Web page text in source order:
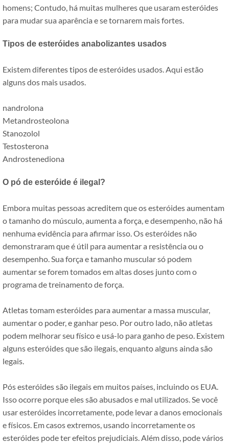
homens; Contudo, há muitas mulheres que usaram esteróides
para mudar sua aparência e se tornarem mais fortes.
Tipos de esteróides anabolizantes usados
Existem diferentes tipos de esteróides usados. Aqui estão
alguns dos mais usados.
nandrolona
Metandrosteolona
Stanozolol
Testosterona
Androstenediona
O pó de esteróide é ilegal?
Embora muitas pessoas acreditem que os esteróides aumentam
o tamanho do músculo, aumenta a força, e desempenho, não há
nenhuma evidência para afirmar isso. Os esteróides não
demonstraram que é útil para aumentar a resistência ou o
desempenho. Sua força e tamanho muscular só podem
aumentar se forem tomados em altas doses junto com o
programa de treinamento de força.
Atletas tomam esteróides para aumentar a massa muscular,
aumentar o poder, e ganhar peso. Por outro lado, não atletas
podem melhorar seu físico e usá-lo para ganho de peso. Existem
alguns esteróides que são ilegais, enquanto alguns ainda são
legais.
Pós esteróides são ilegais em muitos países, incluindo os EUA.
Isso ocorre porque eles são abusados ​​e mal utilizados. Se você
usar esteróides incorretamente, pode levar a danos emocionais
e físicos. Em casos extremos, usando incorretamente os
esteróides pode ter efeitos prejudiciais. Além disso, pode vários